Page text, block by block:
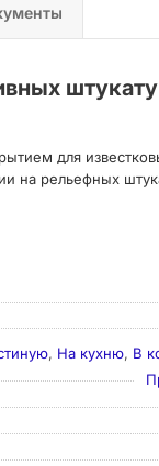
для
на рельефных
, На кухню, В